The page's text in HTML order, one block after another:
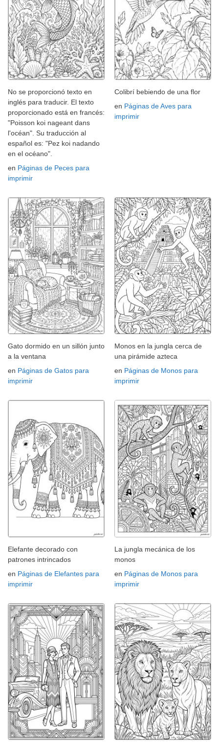
No se proporcionó texto en
inglés para traducir. El texto
proporcionado está en francés:
"Poisson koi nageant dans
l'océan". Su traducción al
español es: "Pez koi nadando
en el océano".
en Páginas de Peces para
imprimir
Colibrí bebiendo de una flor
en Páginas de Aves para
imprimir
Gato dormido en un sillón junto
a la ventana
en Páginas de Gatos para
imprimir
Monos en la jungla cerca de
una pirámide azteca
en Páginas de Monos para
imprimir
Elefante decorado con
patrones intrincados
en Páginas de Elefantes para
imprimir
La jungla mecánica de los
monos
en Páginas de Monos para
imprimir